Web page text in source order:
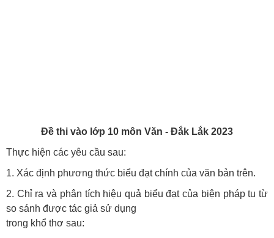
Đề thi vào lớp 10 môn Văn - Đắk Lắk 2023
Thực hiện các yêu cầu sau:
1. Xác định phương thức biểu đạt chính của văn bản trên.
2. Chỉ ra và phân tích hiệu quả biểu đạt của biện pháp tu từ
so sánh được tác giả sử dụng
trong khổ thơ sau: